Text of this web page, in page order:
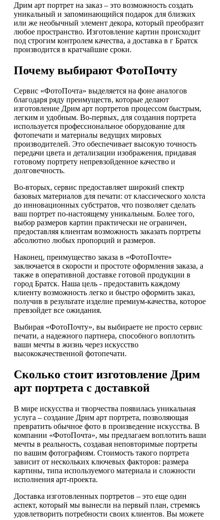
Дрим арт портрет на заказ – это возможность создать
уникальный и запоминающийся подарок для близких
или же необычный элемент декора, который преобразит
любое пространство. Изготовление картин происходит
под строгим контролем качества, а доставка в г Братск
производится в кратчайшие сроки.
Почему выбирают ФотоПочту
Сервис «ФотоПочта» выделяется на фоне аналогов
благодаря ряду преимуществ, которые делают
изготовление Дрим арт портретов процессом быстрым,
легким и удобным. Во-первых, для создания портрета
используется профессиональное оборудование для
фотопечати и материалы ведущих мировых
производителей. Это обеспечивает высокую точность
передачи цвета и детализации изображения, придавая
готовому портрету непревзойденное качество и
долговечность.
Во-вторых, сервис предоставляет широкий спектр
базовых материалов для печати: от классического холста
до инновационных субстратов, что позволяет сделать
ваш портрет по-настоящему уникальным. Более того,
выбор размеров картин практически не ограничен,
предоставляя клиентам возможность заказать портреты
абсолютно любых пропорций и размеров.
Наконец, преимущество заказа в «ФотоПочте»
заключается в скорости и простоте оформления заказа, а
также в оперативной доставке готовой продукции в
город Братск. Наша цель - предоставить каждому
клиенту возможность легко и быстро оформить заказ,
получив в результате изделие премиум-качества, которое
превзойдет все ожидания.
Выбирая «ФотоПочту», вы выбираете не просто сервис
печати, а надежного партнера, способного воплотить
ваши мечты в жизнь через искусство
высококачественной фотопечати.
Сколько стоит изготовление Дрим
арт портрета с доставкой
В мире искусства и творчества появилась уникальная
услуга – создание Дрим арт портрета, позволяющая
превратить обычное фото в произведение искусства. В
компании «ФотоПочта», мы предлагаем воплотить ваши
мечты в реальность, создавая неповторимые портреты
по вашим фотографиям. Стоимость такого портрета
зависит от нескольких ключевых факторов: размера
картины, типа используемого материала и сложности
исполнения арт-проекта.
Доставка изготовленных портретов – это еще один
аспект, который мы вынесли на первый план, стремясь
удовлетворить потребности своих клиентов. Вы можете